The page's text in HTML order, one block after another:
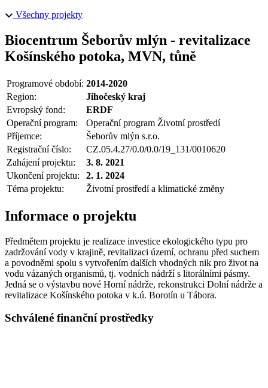
Všechny projekty
Biocentrum Šeborův mlýn - revitalizace
Košínského potoka, MVN, tůně
Programové období: 2014-2020
Region:
Jihočeský kraj
Evropský fond:
ERDF
Operační program:
Operační program Životní prostředí
Příjemce:
Šeborův mlýn s.r.o.
Registrační číslo:
CZ.05.4.27/0.0/0.0/19_131/0010620
Zahájení projektu:
3. 8. 2021
Ukončení projektu:
2. 1. 2024
Téma projektu:
Životní prostředí a klimatické změny
Informace o projektu
Předmětem projektu je realizace investice ekologického typu pro
zadržování vody v krajině, revitalizaci území, ochranu před suchem
a povodněmi spolu s vytvořením dalších vhodných nik pro život na
vodu vázaných organismů, tj. vodních nádrží s litorálními pásmy.
Jedná se o výstavbu nové Horní nádrže, rekonstrukci Dolní nádrže a
revitalizace Košínského potoka v k.ú. Borotín u Tábora.
Schválené finanční prostředky